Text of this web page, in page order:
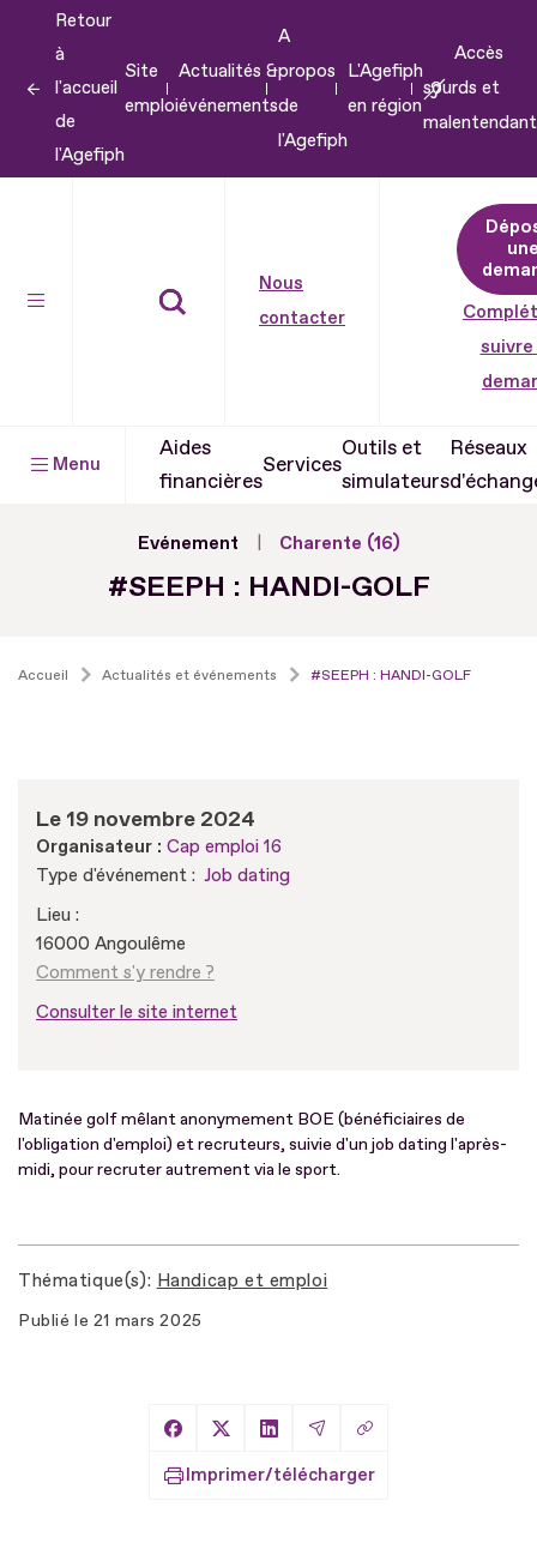
contenu
Retour
à
l'accueil
de
l'Agefiph
Site
emploi
Actualités &
événements
A
propos
de
l'Agefiph
L'Agefiph
en région
Accès
sourds et
Nous
contacter
suivre
Menu
Aides
financières
Services
Outils et
simulateurs
Réseaux
Evénement Charente (16)
#SEEPH : HANDI-GOLF
Accueil Actualités et événements #SEEPH : HANDI-GOLF
Le 19 novembre 2024
Organisateur : Cap emploi 16
Type d'événement : Job dating
Lieu :
16000 Angoulême
Comment s'y rendre ?
Consulter le site internet
Matinée golf mêlant anonymement BOE (bénéficiaires de
l'obligation d'emploi) et recruteurs, suivie d'un job dating l'après-
midi, pour recruter autrement via le sport.
Thématique(s) Handicap et emploi
Publié le 21 mars 2025
Partager sur Facebook
Partager sur X
Partager sur LinkedIn
Partager par Email
Copier le lien
Imprimer/télécharger